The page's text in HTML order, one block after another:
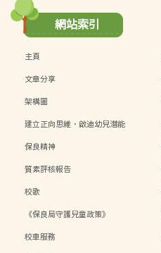
網站索引
主頁
文章分享
架構圖
建立正向思維．啟迪幼兒潛能
保良精神
質素評核報告
校歌
《保良局守護兒童政策》
校車服務